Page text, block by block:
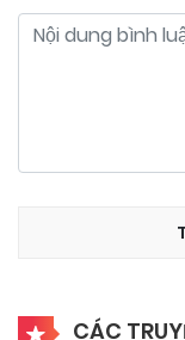
Chapter 14 29/10/
CÁC